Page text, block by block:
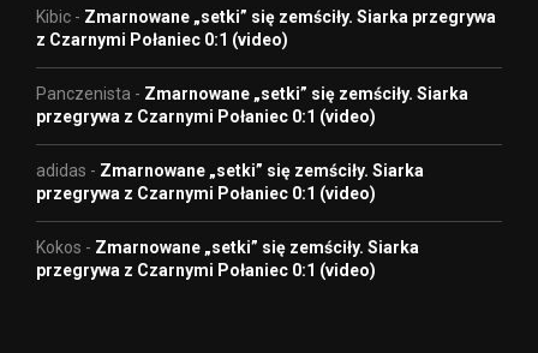
Kibic - Zmarnowane „setki” się zemściły. Siarka przegrywa
z Czarnymi Połaniec 0:1 (video)
Panczenista - Zmarnowane „setki” się zemściły. Siarka
przegrywa z Czarnymi Połaniec 0:1 (video)
adidas - Zmarnowane „setki” się zemściły. Siarka
przegrywa z Czarnymi Połaniec 0:1 (video)
Kokos - Zmarnowane „setki” się zemściły. Siarka
przegrywa z Czarnymi Połaniec 0:1 (video)